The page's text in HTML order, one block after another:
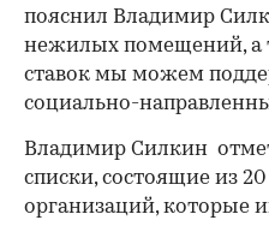
пояснил Владимир
нежилых помещений, а
ставок мы можем
социально-
Владимир Силкин
списки, состоящие из
организаций, которые